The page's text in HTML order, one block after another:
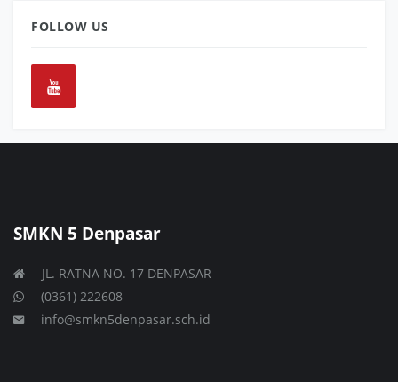
FOLLOW US
SMKN 5 Denpasar
JL. RATNA NO. 17 DENPASAR
(0361) 222608
info@smkn5denpasar.sch.id